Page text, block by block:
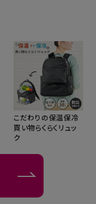
こだわりの保温保冷
買い物らくらくリュッ
ク